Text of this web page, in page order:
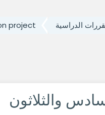
الدراسية project
والثلاثون